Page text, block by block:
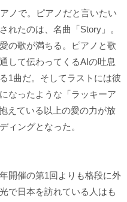
ノで。ピアノだと言いたい
れたのは、名曲「Story」。
の歌が満ちる。ピアノと歌
して伝わってくるAIの吐息
1曲だ。そしてラストには彼
なったような「ラッキーア
えている以上の愛の力が放
ィングとなった。
開催の第1回よりも格段に外
で日本を訪れている人はも